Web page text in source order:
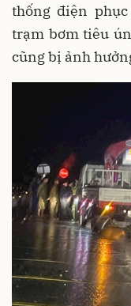
thống điện
trạm bơm tiêu
cũng bị ảnh